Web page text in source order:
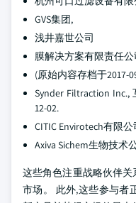
GVS集团,
浅井嘉世公司
膜解决方案有限责任公
(原始内容存档于2017-
Synder Filtraction
12-02.
CITIC Envirotech有限公
Axiva Sichem生物技术
这些角色注重战略伙伴
市场。 此外,这些参与者